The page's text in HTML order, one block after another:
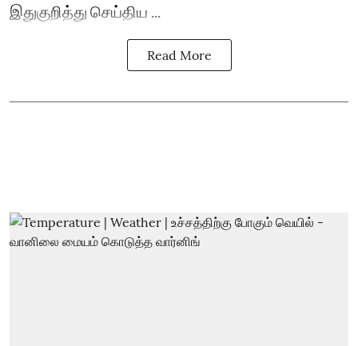
இதுகுறித்து செய்திய ...
Read More